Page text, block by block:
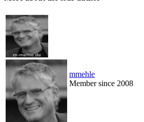
mmehle
Member since 2008